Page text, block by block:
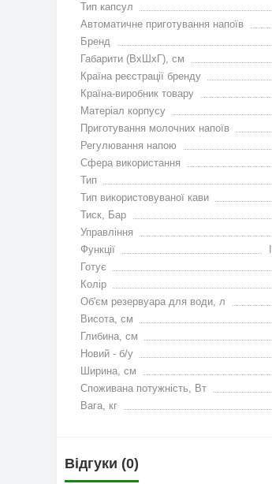
Тип капсул
Автоматичне приготування напоїв
Бренд
Габарити (ВхШхГ), см
Країна реєстрації бренду
Країна-виробник товару
Матеріал корпусу
Приготування молочних напоїв
Регулювання напою
Сфера використання
Тип
Тип використовуваної кави
Тиск, Бар
Управління
Функції
Готує
Колір
Об'єм резервуара для води, л
Висота, см
Глибина, см
Новий - б/у
Ширина, см
Споживана потужність, Вт
Вага, кг
Відгуки (0)